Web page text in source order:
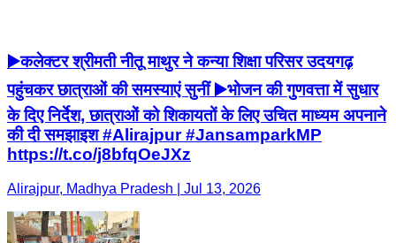
▶️कलेक्टर श्रीमती नीतू माथुर ने कन्या शिक्षा परिसर उदयगढ़
पहुंचकर छात्राओं की समस्याएं सुनीं ▶️भोजन की गुणवत्ता में सुधार
के दिए निर्देश, छात्राओं को शिकायतों के लिए उचित माध्यम अपनाने
की दी समझाइश #Alirajpur #JansamparkMP
https://t.co/j8bfqOeJXz
Alirajpur, Madhya Pradesh | Jul 13, 2026